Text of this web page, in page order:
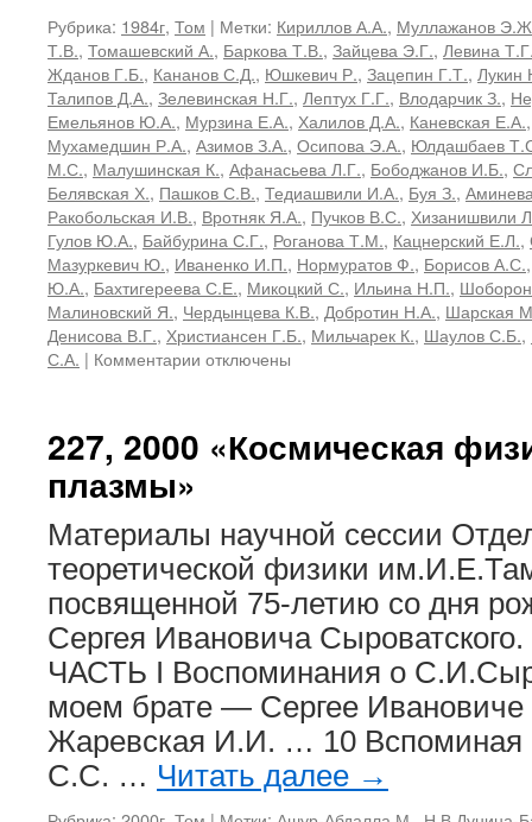
Рубрика: 1984г, Том | Метки: Кириллов А.А., Муллажанов
Т.В., Томашевский А., Баркова Т.В., Зайцева Э.Г., Левина
Жданов Г.Б., Кананов С.Д., Юшкевич Р., Зацепин Г.Т.,
Талипов Д.А., Зелевинская Н.Г., Лептух Г.Г., Влодарчик З.,
Емельянов Ю.А., Мурзина Е.А., Халилов Д.А., Каневская Е.А.
Мухамедшин Р.А., Азимов З.А., Осипова Э.А., Юлдашбаев
М.С., Малушинская К., Афанасьева Л.Г., Бободжанов И.Б.,
Белявская Х., Пашков С.В., Тедиашвили И.А., Буя З.,
Ракобольская И.В., Вротняк Я.А., Пучков В.С., Хизанишвили
Гулов Ю.А., Байбурина С.Г., Роганова Т.М., Кацнерский Е.Л.,
Мазуркевич Ю., Иваненко И.П., Нормуратов Ф., Борисов А.С.
Ю.А., Бахтигереева С.Е., Микоцкий С., Ильина Н.П.,
Малиновский Я., Чердынцева К.В., Добротин Н.А., Шарская
Денисова В.Г., Христиансен Г.Б., Мильчарек К., Шаулов С.Б.,
С.А. | Комментарии к
«Взаимодействия
лучей
сверхвысоких
энергий»
отключены
227, 2000 «Космическая
плазмы»
Материалы научной сессии
теоретической физики
посвященной 75-летию со дня
Сергея Ивановича
ЧАСТЬ I Воспоминания о
моем брате — Сергее
Жаревская И.И. … 10 Вспоминая
С.С. … Читать далее →